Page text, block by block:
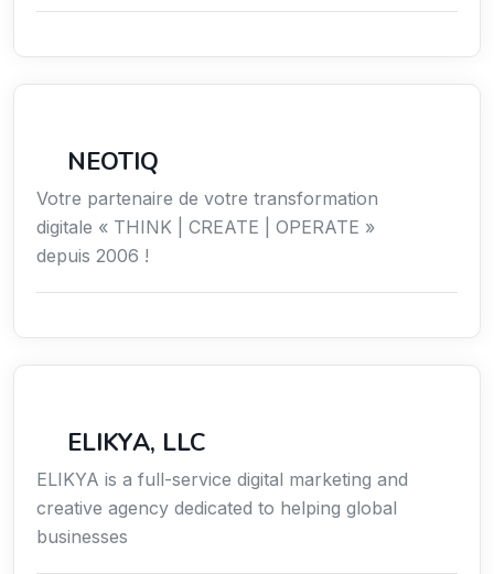
NEOTIQ
Votre partenaire de votre transformation
digitale « THINK | CREATE | OPERATE »
depuis 2006 !
ELIKYA, LLC
ELIKYA is a full-service digital marketing and
creative agency dedicated to helping global
businesses